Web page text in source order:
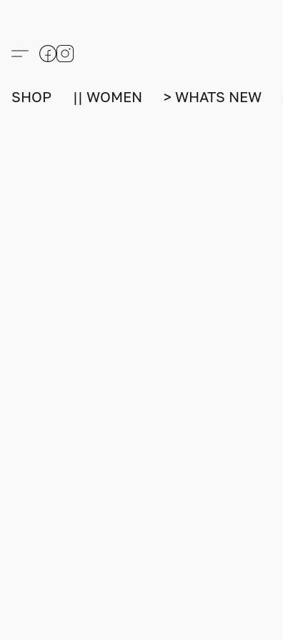
SHOP || WOMEN > WHATS NEW